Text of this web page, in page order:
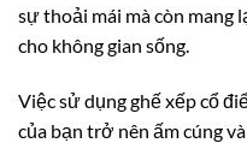
sự thoải mái mà còn mang
cho không gian sống.
Việc sử dụng ghế xếp cổ
của bạn trở nên ấm cúng